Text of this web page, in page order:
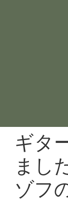
ギタ
まし
ゾフ